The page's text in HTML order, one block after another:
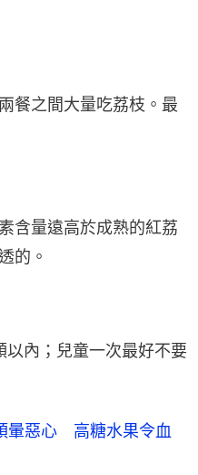
餐之間大量吃荔枝。最
含量遠高於成熟的紅荔
的。
內；兒童一次最好不要
暈惡心 高糖水果令血